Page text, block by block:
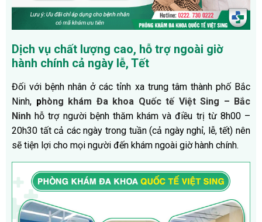
Dịch vụ chất lượng cao, hỗ trợ ngoài giờ
hành chính cả ngày lễ, Tết
Đối với bệnh nhân ở các tỉnh xa trung tâm thành phố Bắc
Ninh, phòng khám Đa khoa Quốc tế Việt Sing – Bắc
Ninh hỗ trợ người bệnh thăm khám và điều trị từ 8h00 –
20h30 tất cả các ngày trong tuần (cả ngày nghỉ, lễ, tết) nên
sẽ tiện lợi cho mọi người đến khám ngoài giờ hành chính.